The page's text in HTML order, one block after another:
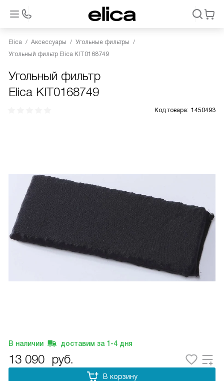
Elica Аксессуары
Угольные фильтры
Угольный фильтр Elica KIT0168749
Угольный фильтр
Elica KIT0168749
Код товара: 1450493
В наличии доставим за 1-4 дня
13 090 руб.
В корзину